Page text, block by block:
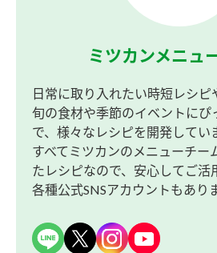
ミツカンメニュ
日常に取り入れたい時短レシピ
旬の食材や季節のイベントにぴ
で、様々なレシピを開発してい
すべてミツカンのメニューチー
たレシピなので、安心してご活
各種公式SNSアカウントもありま